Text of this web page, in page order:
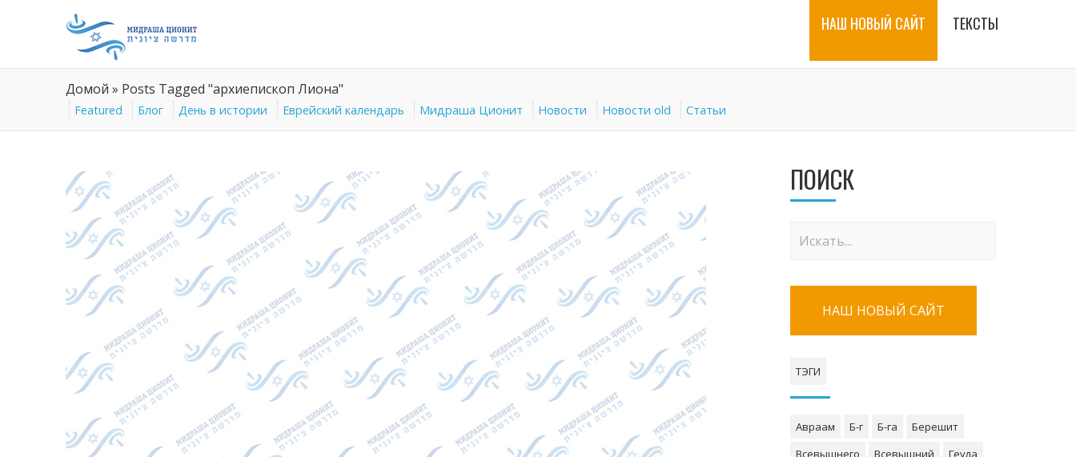
НАШ НОВЫЙ САЙТ ТЕКСТЫ
Домой » Posts Tagged "архиепископ Лиона"
Featured Блог День в истории Еврейский календарь Мидраша Ционит Новости Новости old Статьи
ПОИСК
НАШ НОВЫЙ САЙТ
ТЭГИ
Авраам Б-г Б-га
Берешит
Всевышнего
Всевышний
Геула